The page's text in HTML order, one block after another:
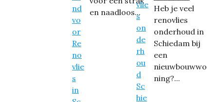
en naadloos...
Heb je veel
renovlies
onderhoud in
Schiedam bij
een
nieuwbouwwo
ning?...